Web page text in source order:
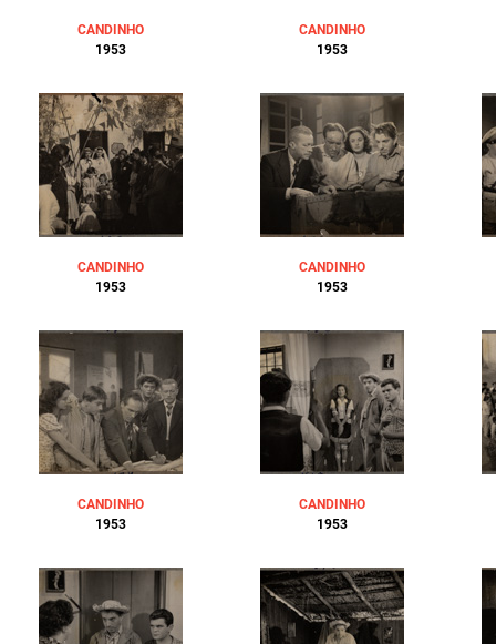
CANDINHO
1953
CANDINHO
1953
CANDINHO
1953
CANDINHO
1953
CANDINHO
1953
CANDINHO
1953